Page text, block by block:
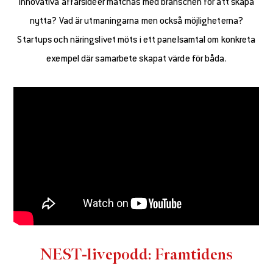
innovativa affärsidéer matchas med branschen för att skapa
nytta? Vad är utmaningarna men också möjligheterna?
Startups och näringslivet möts i ett panelsamtal om konkreta
exempel där samarbete skapat värde för båda.
NEST-livepodd: Framtidens